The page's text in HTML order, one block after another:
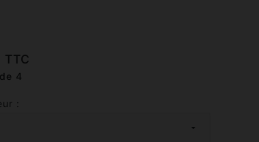
TTC
4
: